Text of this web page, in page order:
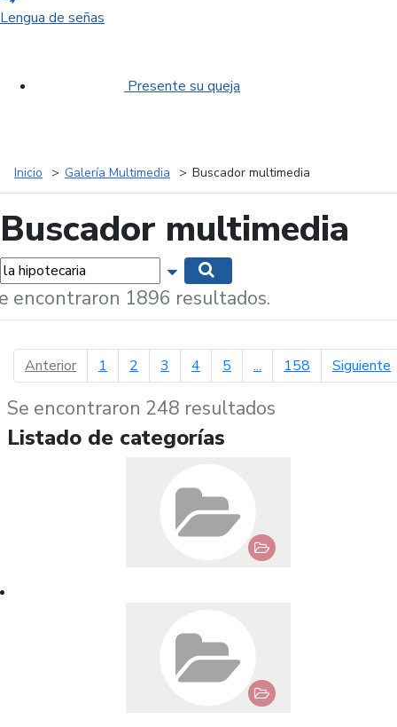
Lengua de señas
Presente su queja
Inicio Galería Multimedia Buscador multimedia
Buscador multimedia
Mostrar opciones de búsqueda
encontraron 1896 resultados.
Anteriorpágina anterior
1 2 3 4 5 ... 158 Siguiente
Se encontraron 248 resultados
Listado de categorías